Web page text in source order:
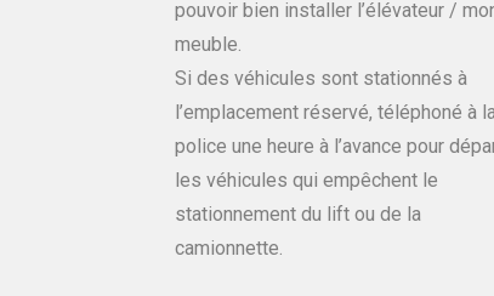
pouvoir bien installer l’élévateur /
meuble.
Si des véhicules sont stationnés à
l’emplacement réservé, téléphoné à
police une heure à l’avance pour
les véhicules qui empêchent le
stationnement du lift ou de la
camionnette.